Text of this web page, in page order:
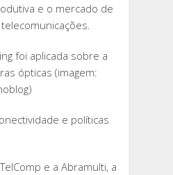
e o mercado de
foi aplicada sobre a
ópticas (imagem:
e políticas
e a Abramulti, a